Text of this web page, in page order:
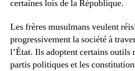
certaines lois de la République.
Les frères musulmans veulent
progressivement la société à
l’État. Ils adoptent certains outils
partis politiques et les